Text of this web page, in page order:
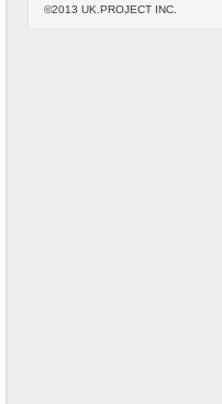
©2013 UK.PROJECT INC.